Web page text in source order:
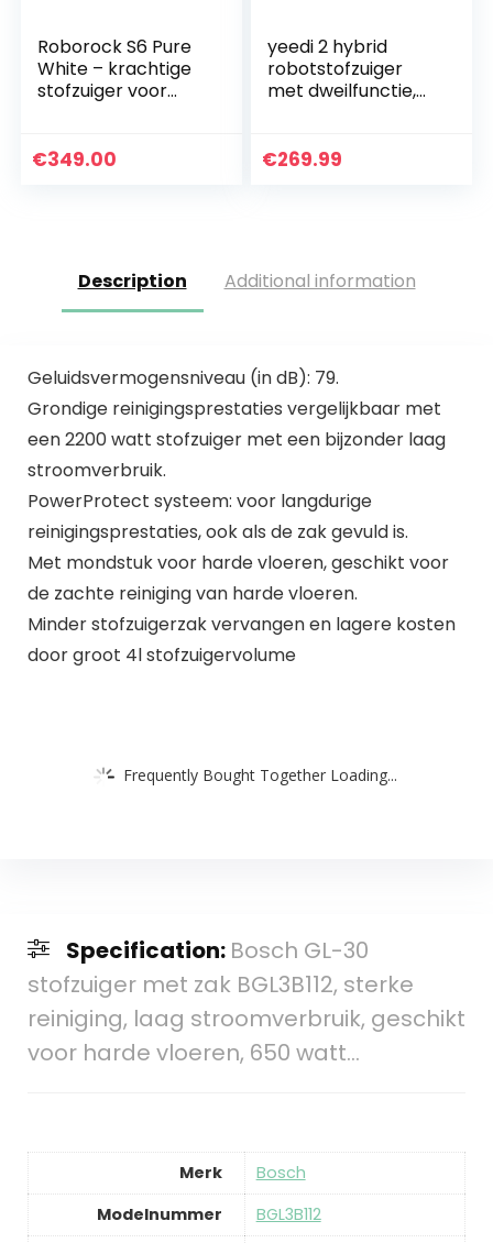
Roborock S6 Pure
White – krachtige
stofzuiger voor
watertank 180 ml,
€349.00
yeedi 2 hybrid
robotstofzuiger
met dweilfunctie,
zuigvermogen,
€269.99
Description Additional information
Geluidsvermogensniveau (in dB): 79.
Grondige reinigingsprestaties vergelijkbaar met
een 2200 watt stofzuiger met een bijzonder laag
stroomverbruik.
PowerProtect systeem: voor langdurige
reinigingsprestaties, ook als de zak gevuld is.
Met mondstuk voor harde vloeren, geschikt voor
de zachte reiniging van harde vloeren.
Minder stofzuigerzak vervangen en lagere kosten
door groot 4l stofzuigervolume
Frequently Bought Together Loading...
Specification: Bosch GL-30
stofzuiger met zak BGL3B112, sterke
reiniging, laag stroomverbruik, geschikt
voor harde vloeren, 650 watt…
Merk
‎Bosch
Modelnummer
‎BGL3B112